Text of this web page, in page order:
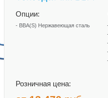
Опции:
- BBA(S) Нержавеющая сталь
Розничная цена: